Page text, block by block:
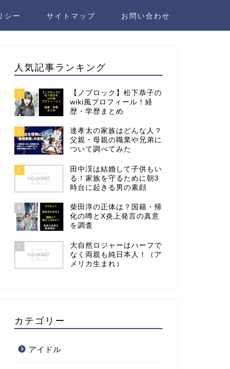
シー サイトマップ お問い合わせ
人気記事ランキング
1
【ノブロック】松下恭子の
wiki風プロフィール！経
歴・学歴まとめ
2
達孝太の家族はどんな人？
父親・母親の職業や兄弟に
ついて調べてみた
3
田中渓は結婚して子供もい
る！家族を守るために朝3
時台に起きる男の素顔
4
柴田淳の正体は？国籍・帰
化の噂とX炎上発言の真意
を調査
5
大自然ロジャーはハーフで
なく両親も純日本人！（ア
メリカ生まれ）
カテゴリー
アイドル